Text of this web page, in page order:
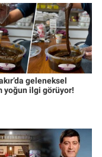
geleneksel
yoğun ilgi görüyor!